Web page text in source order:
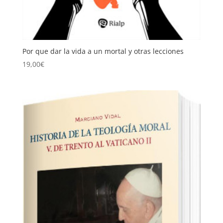
Por que dar la vida a un mortal y otras lecciones
19,00€